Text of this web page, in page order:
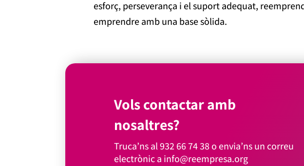
esforç, perseverança i el suport adequat,
emprendre amb una base sòlida.
Vols contactar amb
nosaltres?
Truca’ns al932 66 74 38o envia’ns un correu
electrònic a info@reempresa.org